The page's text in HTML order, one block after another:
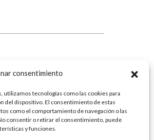
consentimiento
tecnologías como las cookies para
del dispositivo. El consentimiento de estas
como el comportamiento de navegación o las
consentir o retirar el consentimiento, puede
y funciones.